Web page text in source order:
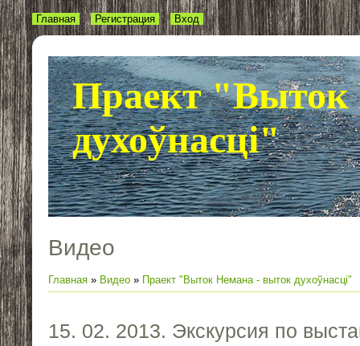
Праект "Выток
духоўнасці"
Главная Регистрация Вход
Видео
Главная » Видео » Праект "Выток Немана - выток духоўнасці"
15. 02. 2013. Экскурсия по